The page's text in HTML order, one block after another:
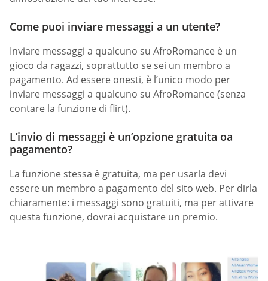
Come puoi inviare messaggi a un utente?
Inviare messaggi a qualcuno su AfroRomance è un
gioco da ragazzi, soprattutto se sei un membro a
pagamento. Ad essere onesti, è l’unico modo per
inviare messaggi a qualcuno su AfroRomance (senza
contare la funzione di flirt).
L’invio di messaggi è un’opzione gratuita oa
pagamento?
La funzione stessa è gratuita, ma per usarla devi
essere un membro a pagamento del sito web. Per dirla
chiaramente: i messaggi sono gratuiti, ma per attivare
questa funzione, dovrai acquistare un premio.